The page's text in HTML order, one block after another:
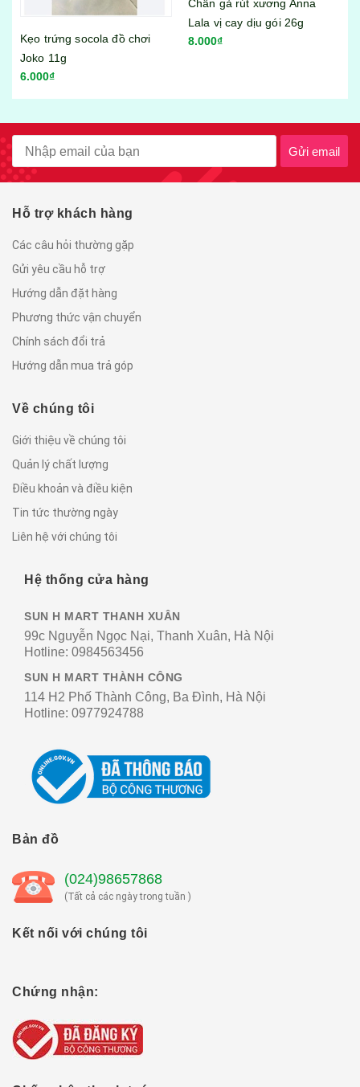
Chân gà rút xương Anna
8.000₫
Bánh tráng trộn Miss Bánh
Gửi email
Hỗ trợ khách hàng
Các câu hỏi thường gặp
Gửi yêu cầu hỗ trợ
Hướng dẫn đặt hàng
Phương thức vận chuyển
Chính sách đổi trả
Hướng dẫn mua trả góp
Về chúng tôi
Giới thiệu về chúng tôi
Quản lý chất lượng
Điều khoản và điều kiện
Tin tức thường ngày
Liên hệ với chúng tôi
Hệ thống cửa hàng
SUN H MART THANH XUÂN
99c Nguyễn Ngọc Nại, Thanh Xuân, Hà Nội
Hotline: 0984563456
SUN H MART THÀNH CÔNG
114 H2 Phố Thành Công, Ba Đình, Hà Nội
Hotline: 0977924788
Bản đồ
(024)98657868
(Tất cả các ngày trong tuần )
Kết nối với chúng tôi
Chứng nhận: